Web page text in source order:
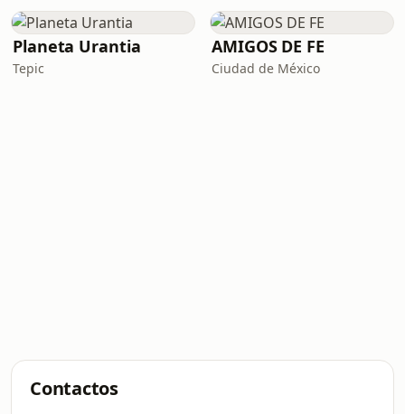
Planeta Urantia
Tepic
AMIGOS DE FE
Ciudad de México
Contactos